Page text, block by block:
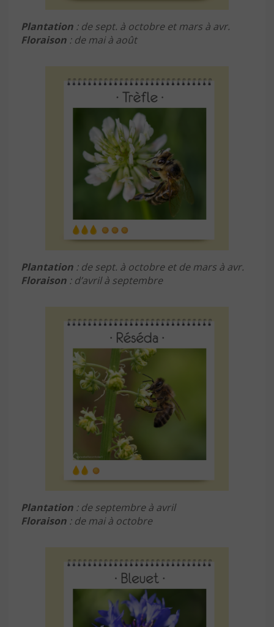
Plantation : de sept. à octobre et mars à avr.
Floraison : de mai à août
Plantation : de sept. à octobre et de mars à avr.
Floraison : d’avril à septembre
Plantation : de septembre à avril
Floraison : de mai à octobre